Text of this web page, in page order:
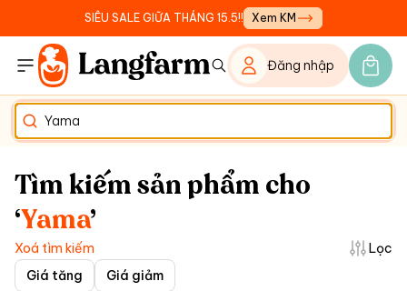
SIÊU SALE GIỮA THÁNG 15.5!! Xem KM
Đăng nhập
Tìm kiếm sản phẩm cho
‘Yama’
Xoá tìm kiếm
Lọc
Giá tăng
Giá giảm